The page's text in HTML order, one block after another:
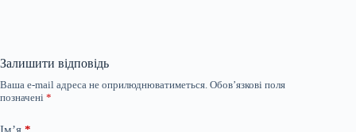
Залишити відповідь
Ваша e-mail адреса не оприлюднюватиметься. Обов’язкові поля
позначені *